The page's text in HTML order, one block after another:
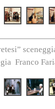
Franco